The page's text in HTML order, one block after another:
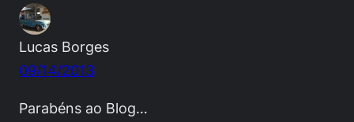
Lucas Borges
09/14/2013
Parabéns ao Blog…